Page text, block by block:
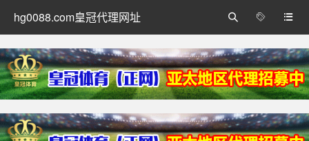
hg0088.com皇冠代理网址 

